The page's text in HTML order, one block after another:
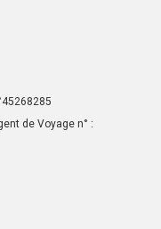
de Voyage n° :